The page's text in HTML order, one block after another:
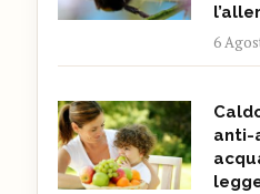
6
anti-